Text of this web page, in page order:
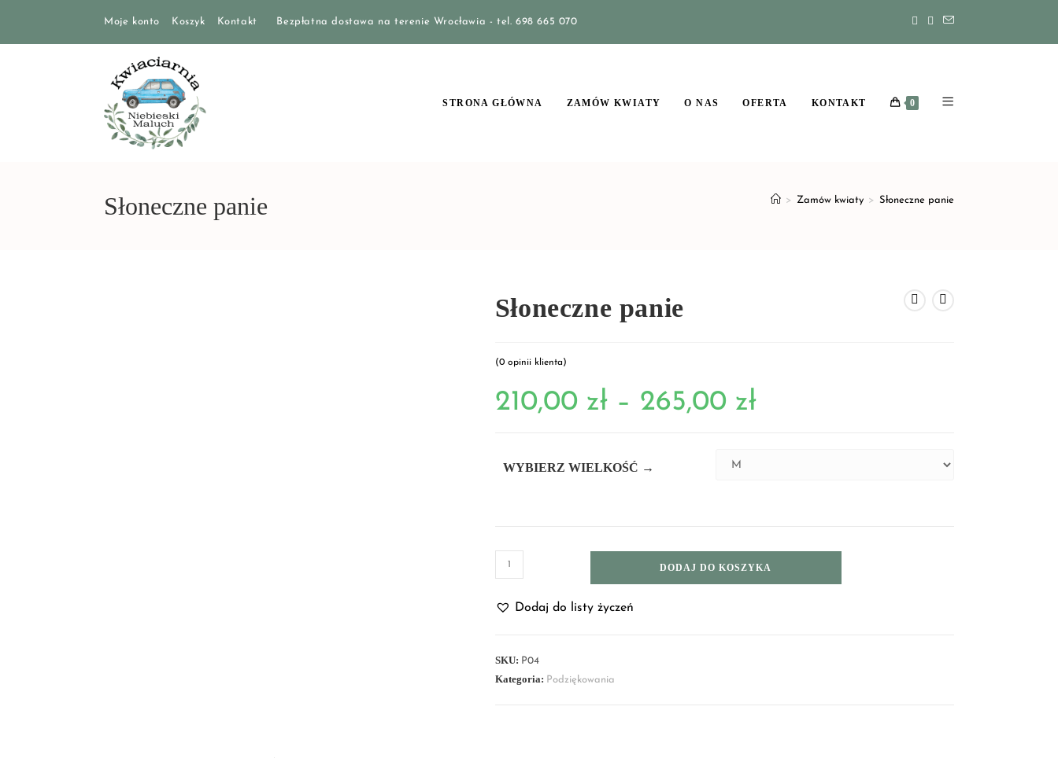
Moje konto Koszyk Kontakt Bezpłatna dostawa na terenie Wrocławia - tel. 698 665 070
STRONA GŁÓWNA ZAMÓW KWIATY O NAS OFERTA KONTAKT 0
Słoneczne panie > Zamów kwiaty > Słoneczne panie
Słoneczne panie
(0opinii klienta)
210,00 zł – 265,00 zł
WYBIERZ WIELKOŚĆ →
DODAJ DO KOSZYKA
Dodaj do listy życzeń
SKU: P04
Kategoria: Podziękowania